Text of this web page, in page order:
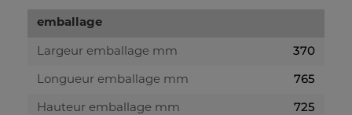
emballage
Largeur emballage mm 370
Longueur emballage mm 765
Hauteur emballage mm 725